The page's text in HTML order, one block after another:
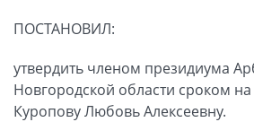
ПОСТАНОВИЛ:
утвердить членом президиума
Новгородской области сроком
Куропову Любовь Алексеевну.